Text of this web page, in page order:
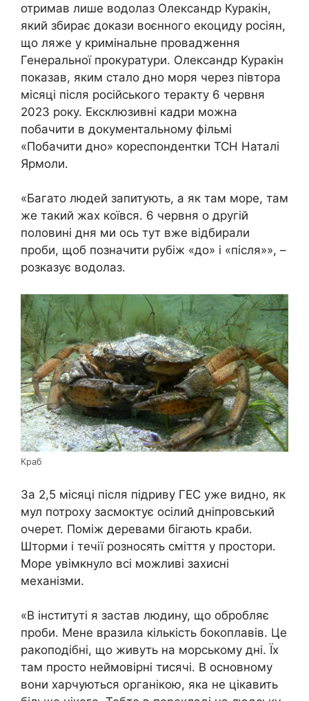
отримав лише водолаз Олександр Куракін,
який збирає докази воєнного екоциду росіян,
що ляже у кримінальне провадження
Генеральної прокуратури. Олександр Куракін
показав, яким стало дно моря через півтора
місяці після російського теракту 6 червня
2023 року. Ексклюзивні кадри можна
побачити в документальному фільмі
«Побачити дно» кореспондентки ТСН Наталі
Ярмоли.
«Багато людей запитують, а як там море, там
же такий жах коївся. 6 червня о другій
половині дня ми ось тут вже відбирали
проби, щоб позначити рубіж «до» і «після»», –
розказує водолаз.
Краб
За 2,5 місяці після підриву ГЕС уже видно, як
мул потроху засмоктує осілий дніпровський
очерет. Поміж деревами бігають краби.
Шторми і течії розносять сміття у простори.
Море увімкнуло всі можливі захисні
механізми.
«В інституті я застав людину, що обробляє
проби. Мене вразила кількість бокоплавів. Це
ракоподібні, що живуть на морському дні. Їх
там просто неймовірні тисячі. В основному
вони харчуються органікою, яка не цікавить